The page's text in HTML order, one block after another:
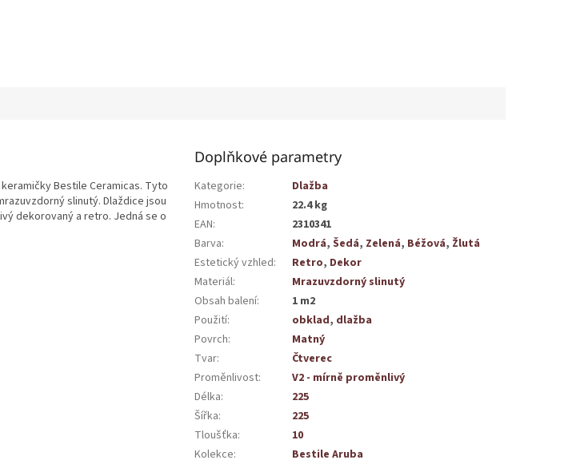
Bestile Ceramicas. Tyto
slinutý. Dlaždice jsou
dekorovaný a retro. Jedná se o
Doplňkové parametry
Kategorie:
Dlažba
Hmotnost:
22.4 kg
EAN:
2310341
Barva: Modrá, Šedá, Zelená, Béžová, Žlutá
Estetický vzhled: Retro, Dekor
Materiál:
Mrazuvzdorný slinutý
Obsah balení:
1 m2
Použití: obklad, dlažba
Povrch:
Matný
Tvar:
Čtverec
Proměnlivost:
V2 - mírně proměnlivý
Délka:
225
Šířka:
225
Tloušťka:
10
Kolekce:
Bestile Aruba